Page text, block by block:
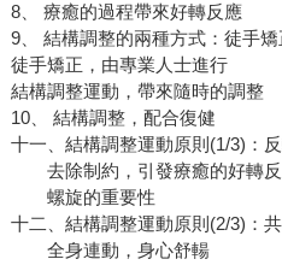
8、 療癒的過程帶來好轉反應
9、 結構調整的兩種方式：徒手
徒手矯正，由專業人士進行
結構調整運動，帶來隨時的調整
10、 結構調整，配合復健
十一、結構調整運動原則(1/3)：
去除制約，引發療癒的好轉
螺旋的重要性
十二、結構調整運動原則(2/3)：
全身連動，身心舒輰